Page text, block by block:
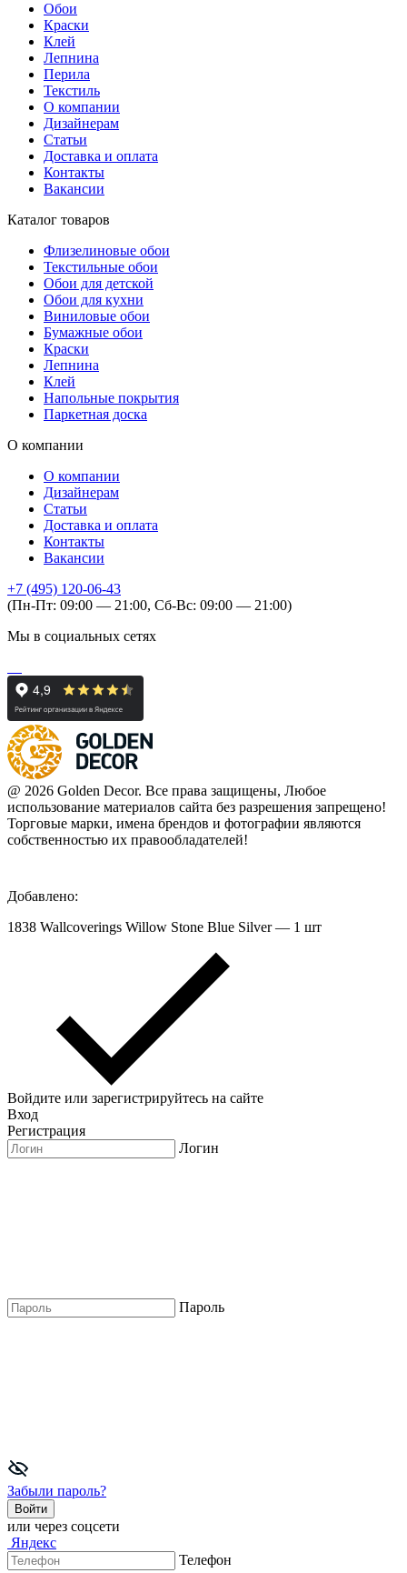
Обои
Краски
Клей
Лепнина
Перила
Текстиль
О компании
Дизайнерам
Статьи
Доставка и оплата
Контакты
Вакансии
Каталог товаров
Флизелиновые обои
Текстильные обои
Обои для детской
Обои для кухни
Виниловые обои
Бумажные обои
Краски
Лепнина
Клей
Напольные покрытия
Паркетная доска
О компании
О компании
Дизайнерам
Статьи
Доставка и оплата
Контакты
Вакансии
+7 (495) 120-06-43
(Пн-Пт: 09:00 — 21:00, Сб-Вс: 09:00 — 21:00)
Мы в социальных сетях
@ 2026 Golden Decor. Все права защищены, Любое
использование материалов сайта без разрешения запрещено!
Торговые марки, имена брендов и фотографии являются
собственностью их правообладателей!
Добавлено:
1838 Wallcoverings Willow Stone Blue Silver — 1 шт
Войдите или зарегистрируйтесь на сайте
Вход
Регистрация
Логин
Пароль
Забыли пароль?
Войти
или через соцсети
Яндекс
Телефон